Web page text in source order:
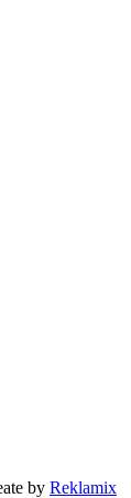
by Reklamix